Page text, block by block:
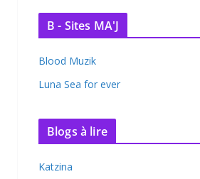
B - Sites MA'J
Blood Muzik
Luna Sea for ever
Blogs à lire
Katzina